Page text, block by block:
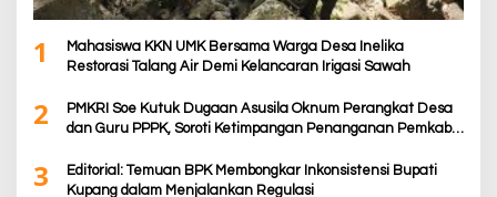
1
Mahasiswa KKN UMK Bersama Warga Desa Inelika
Restorasi Talang Air Demi Kelancaran Irigasi Sawah
2
PMKRI Soe Kutuk Dugaan Asusila Oknum Perangkat Desa
dan Guru PPPK, Soroti Ketimpangan Penanganan Pemkab
3
Editorial: Temuan BPK Membongkar Inkonsistensi Bupati
Kupang dalam Menjalankan Regulasi